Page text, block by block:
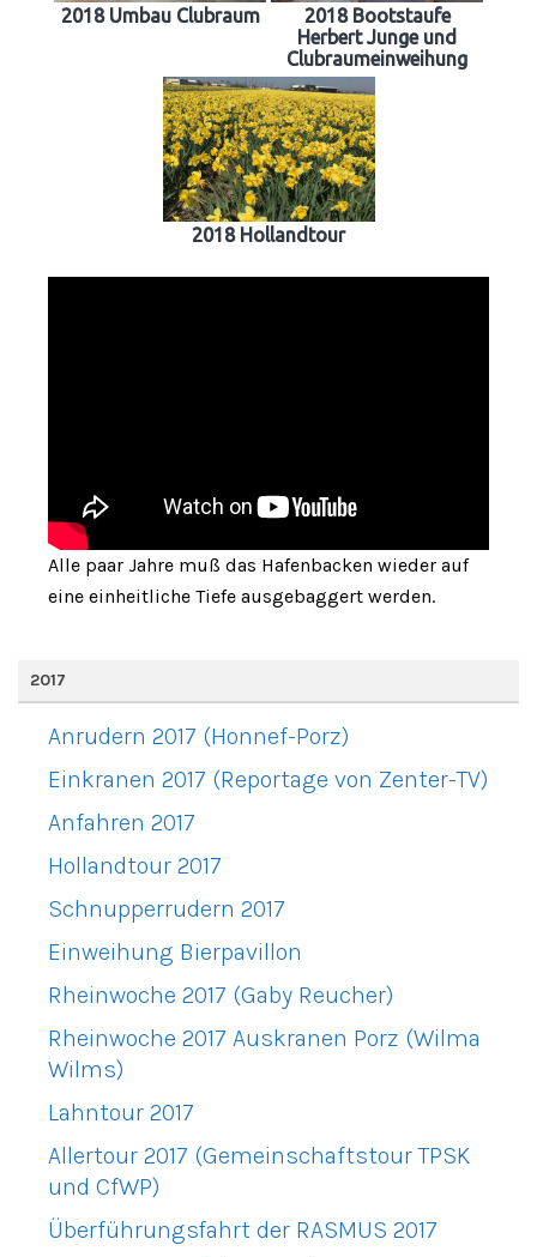
2018 Umbau Clubraum
2018 Bootstaufe
Herbert Junge und
Clubraumeinweihung
2018 Hollandtour
Alle paar Jahre muß das Hafenbacken wieder auf
eine einheitliche Tiefe ausgebaggert werden.
2017
Anrudern 2017 (Honnef-Porz)
Einkranen 2017 (Reportage von Zenter-TV)
Anfahren 2017
Hollandtour 2017
Schnupperrudern 2017
Einweihung Bierpavillon
Rheinwoche 2017 (Gaby Reucher)
Rheinwoche 2017 Auskranen Porz (Wilma
Wilms)
Lahntour 2017
Allertour 2017 (Gemeinschaftstour TPSK
und CfWP)
Überführungsfahrt der RASMUS 2017